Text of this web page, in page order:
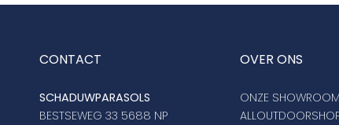
CONTACT
SCHADUWPARASOLS
BESTSEWEG 33 5688 NP
OVER ONS
ONZE SHOWROOM